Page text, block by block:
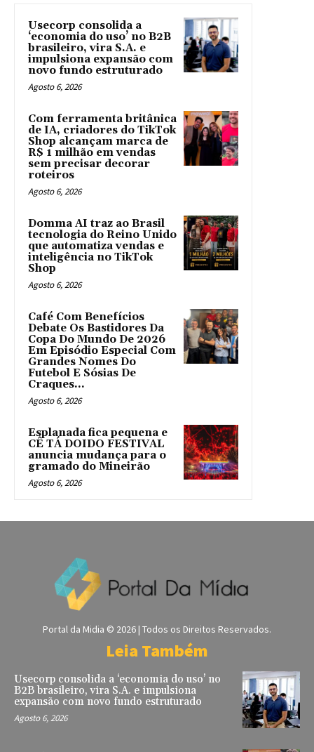
Usecorp consolida a
‘economia do uso’ no B2B
brasileiro, vira S.A. e
impulsiona expansão com
novo fundo estruturado
Agosto 6, 2026
Com ferramenta britânica
de IA, criadores do TikTok
Shop alcançam marca de
R$ 1 milhão em vendas
sem precisar decorar
roteiros
Agosto 6, 2026
Domma AI traz ao Brasil
tecnologia do Reino Unido
que automatiza vendas e
inteligência no TikTok
Shop
Agosto 6, 2026
Café Com Benefícios
Debate Os Bastidores Da
Copa Do Mundo De 2026
Em Episódio Especial Com
Grandes Nomes Do
Futebol E Sósias De
Craques...
Agosto 6, 2026
Esplanada fica pequena e
CÊ TÁ DOIDO FESTIVAL
anuncia mudança para o
gramado do Mineirão
Agosto 6, 2026
Portal da Midia © 2026 | Todos os Direitos Reservados.
Leia Também
Usecorp consolida a ‘economia do uso’ no
B2B brasileiro, vira S.A. e impulsiona
expansão com novo fundo estruturado
Agosto 6, 2026